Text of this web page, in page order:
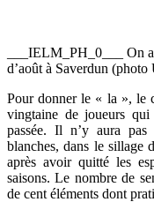
___IELM_PH_0___ On
d’août à Saverdun
Pour donner le « la », le
vingtaine de joueurs
passée. Il n’y aura
blanches, dans le sillage
après avoir quitté les
saisons. Le nombre de
de cent éléments dont